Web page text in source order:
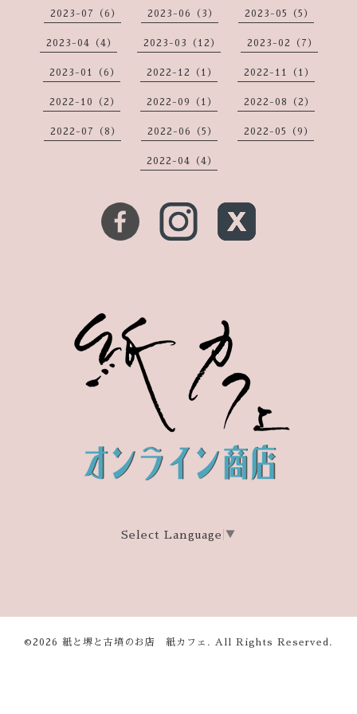
2023-07（6） 2023-06（3） 2023-05（5）
2023-04（4） 2023-03（12） 2023-02（7）
2023-01（6） 2022-12（1） 2022-11（1）
2022-10（2） 2022-09（1） 2022-08（2）
2022-07（8） 2022-06（5） 2022-05（9）
2022-04（4）
Select Language ▼
©2026 紙と堺と古墳のお店 紙カフェ . All Rights Reserved.